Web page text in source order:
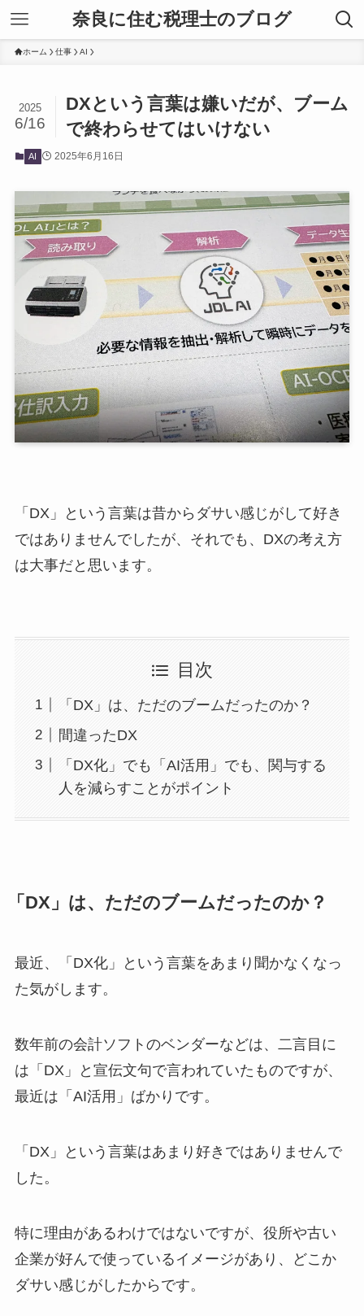
奈良に住む税理士のブログ
ホーム 仕事 AI
DXという言葉は嫌いだが、ブーム
で終わらせてはいけない
2025
6/16
AI 2025年6月16日
「DX」という言葉は昔からダサい感じがして好き
ではありませんでしたが、それでも、DXの考え方
は大事だと思います。
目次
「DX」は、ただのブームだったのか？
間違ったDX
「DX化」でも「AI活用」でも、関与する
人を減らすことがポイント
「DX」は、ただのブームだったのか？
最近、「DX化」という言葉をあまり聞かなくなっ
た気がします。
数年前の会計ソフトのベンダーなどは、二言目に
は「DX」と宣伝文句で言われていたものですが、
最近は「AI活用」ばかりです。
「DX」という言葉はあまり好きではありませんで
した。
特に理由があるわけではないですが、役所や古い
企業が好んで使っているイメージがあり、どこか
ダサい感じがしたからです。